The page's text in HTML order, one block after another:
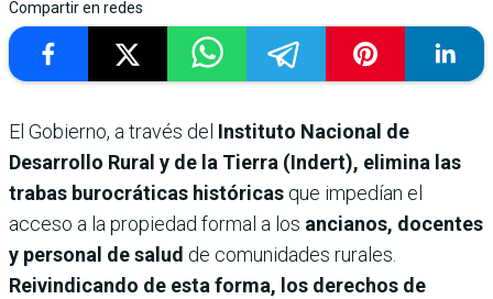
Compartir en redes
El Gobierno, a través del Instituto Nacional de
Desarrollo Rural y de la Tierra (Indert), elimina las
trabas burocráticas históricas que impedían el
acceso a la propiedad formal a los ancianos, docentes
y personal de salud de comunidades rurales.
Reivindicando de esta forma, los derechos de